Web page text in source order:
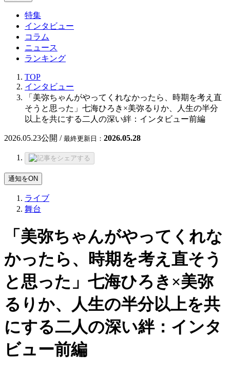
特集
インタビュー
コラム
ニュース
ランキング
TOP
インタビュー
「美弥ちゃんがやってくれなかったら、時期を考え直
そうと思った」七海ひろき×美弥るりか、人生の半分
以上を共にする二人の深い絆：インタビュー前編
2026.05.23公開 / 最終更新日： 2026.05.28
通知をON
ライブ
舞台
「美弥ちゃんがやってくれな
かったら、時期を考え直そう
と思った」七海ひろき×美弥
るりか、人生の半分以上を共
にする二人の深い絆：インタ
ビュー前編